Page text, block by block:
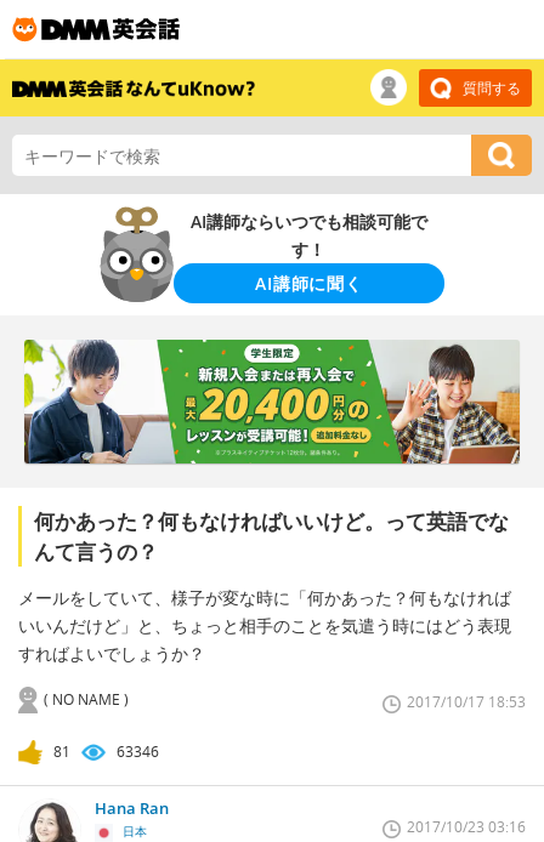
質問する
AI講師ならいつでも相談可能で
す！
AI講師に聞く
何かあった？何もなければいいけど。って英語でな
んて言うの？
メールをしていて、様子が変な時に「何かあった？何もなければ
いいんだけど」と、ちょっと相手のことを気遣う時にはどう表現
すればよいでしょうか？
( NO NAME ) 2017/10/17 18:53
81 63346
Hana Ran
日本 2017/10/23 03:16